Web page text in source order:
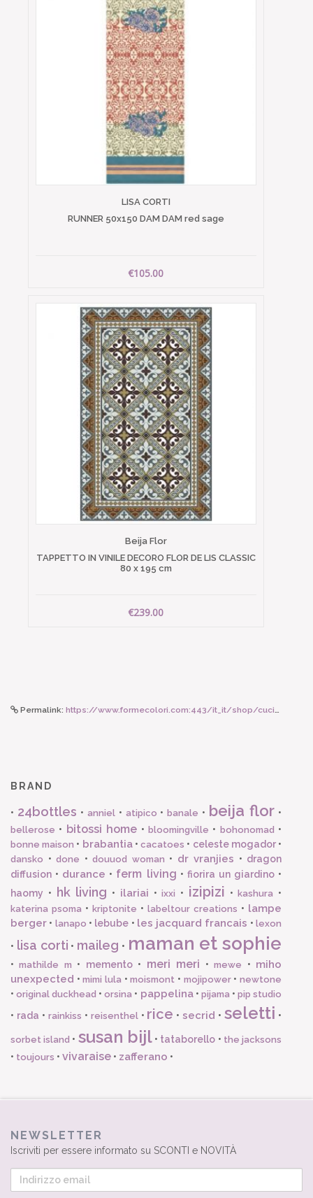
LISA CORTI
RUNNER 50x150 DAM DAM red sage
€105.00
Beija Flor
TAPPETTO IN VINILE DECORO FLOR DE LIS CLASSIC
80 x 195 cm
€239.00
Permalink: https://www.formecolori.com:443/it_it/shop/cucina/piatti_in_melamina/rice_piatto_piano_in_tinta_unita_kaki/4668
BRAND
• 24bottles • anniel• atipico •banale • beija flor •
bellerose • bitossi home • bloomingville • bohonomad •
bonne maison • brabantia•cacatoes • celeste mogador•
dansko • done • douuod woman • dr vranjies • dragon
diffusion • durance • ferm living • fiorira un giardino•
haomy • hk living • ilariai •ixxi • izipizi •kashura •
katerina psoma • kriptonite • labeltour creations • lampe
berger • lanapo • lebube • les jacquard francais •lexon
• lisa corti • maileg • maman et sophie
•mathilde m • memento• meri meri •mewe • miho
unexpected •mimi lula •moismont • mojipower•newtone
•original duckhead •orsina • pappelina• pijama • pip studio
• rada • rainkiss • reisenthel• rice •secrid •seletti •
sorbet island • susan bijl• tataborello • the jacksons
• toujours • vivaraise • zafferano •
NEWSLETTER
Iscriviti per essere informato su SCONTI e NOVITÀ